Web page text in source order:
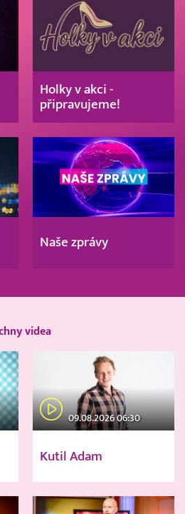
Holky v akci -
připravujeme!
Naše zprávy
videa
09.08.2026 06:30
Kutil Adam